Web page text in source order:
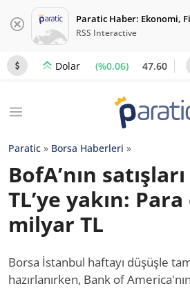
Paratic Haber: Ekonomi,
RSS Interactive
Dolar (%0.06) 47.60
Paratic » Borsa Haberleri »
BofA’nın
TL’ye yakın: Para
milyar TL
Borsa İstanbul haftayı düşüşle
hazırlanırken, Bank of